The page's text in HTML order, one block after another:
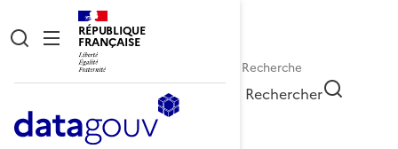
RÉPUBLIQUE
FRANÇAISE
Rechercher